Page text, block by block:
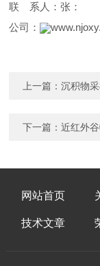
联 系人：张：
公司：
上一篇：沉积物
下一篇：近红外
网站首页
技术文章